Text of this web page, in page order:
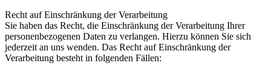
Recht auf Einschränkung der Verarbeitung
Sie haben das Recht, die Einschränkung der Verarbeitung Ihrer
personenbezogenen Daten zu verlangen. Hierzu können Sie sich
jederzeit an uns wenden. Das Recht auf Einschränkung der
Verarbeitung besteht in folgenden Fällen: